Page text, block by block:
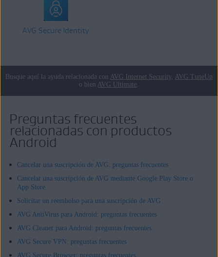
AVG Secure Identity
Busque aquí la ayuda relacionada con AVG Internet Security, AVG TuneUp
o bien AVG Ultimate.
Preguntas frecuentes
relacionadas con productos
Android
Cancelar una suscripción de AVG: preguntas frecuentes
Cancelar una suscripción de AVG mediante Google Play Store o
App Store
Solicitar un reembolso para una suscripción de AVG
AVG AntiVirus para Android: preguntas frecuentes
AVG Cleaner para Android: preguntas frecuentes
AVG Secure VPN: preguntas frecuentes
AVG Secure Browser: preguntas frecuentes